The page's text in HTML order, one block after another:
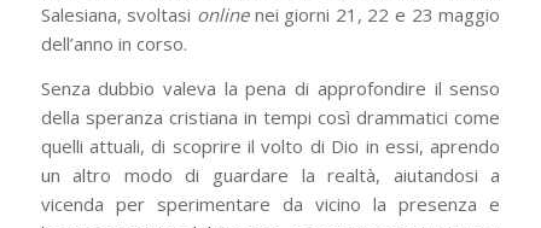
Salesiana, svoltasi online nei giorni 21, 22 e 23 maggio
dell’anno in corso.
Senza dubbio valeva la pena di approfondire il senso
della speranza cristiana in tempi così drammatici come
quelli attuali, di scoprire il volto di Dio in essi, aprendo
un altro modo di guardare la realtà, aiutandosi a
vicenda per sperimentare da vicino la presenza e